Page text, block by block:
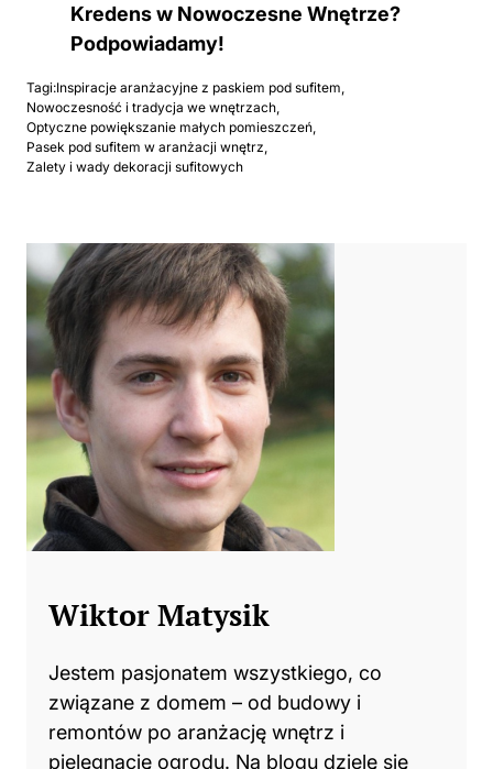
Kredens w Nowoczesne Wnętrze?
Podpowiadamy!
Tagi:Inspiracje aranżacyjne z paskiem pod sufitem
Nowoczesność i tradycja we wnętrzach
Optyczne powiększanie małych pomieszczeń
Pasek pod sufitem w aranżacji wnętrz
Zalety i wady dekoracji sufitowych
Wiktor Matysik
Jestem pasjonatem wszystkiego, co
związane z domem – od budowy i
remontów po aranżację wnętrz i
pielęgnację ogrodu. Na blogu dzielę się